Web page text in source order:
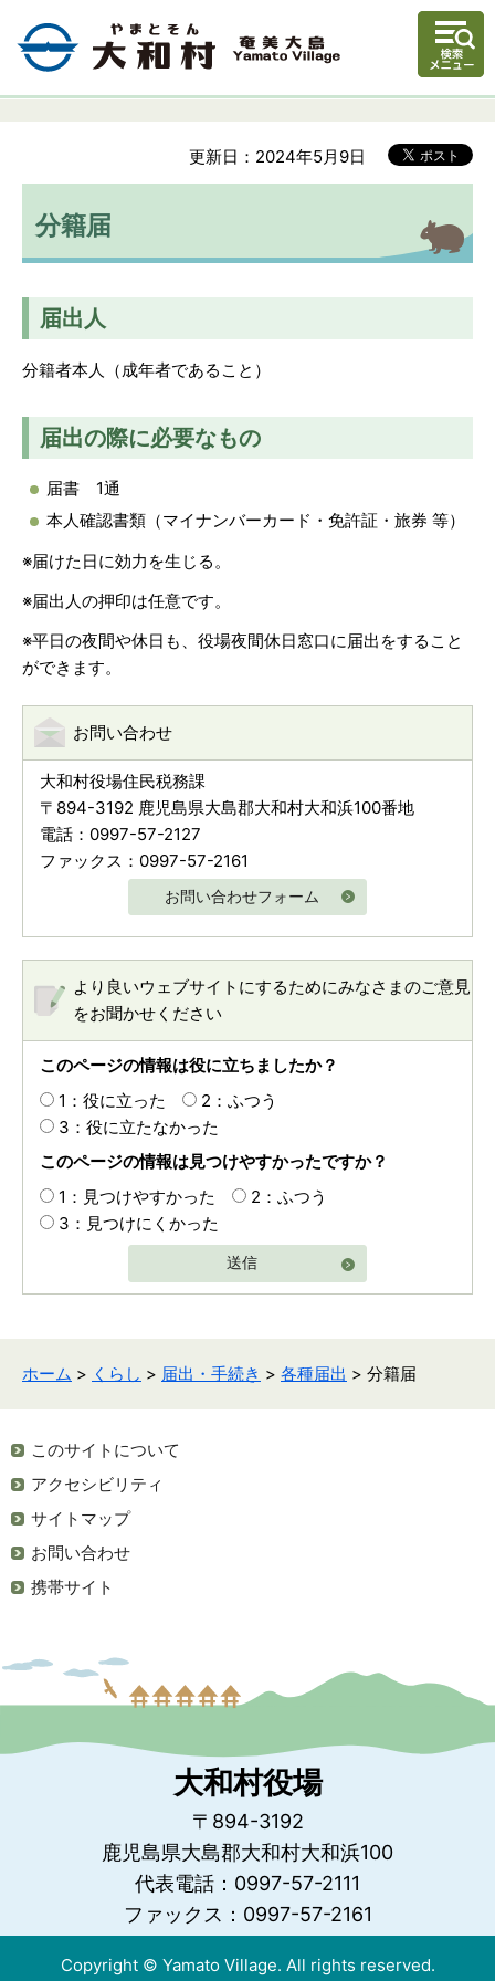
更新日：2024年5月9日
分籍届
届出人
分籍者本人（成年者であること）
届出の際に必要なもの
届書 1通
本人確認書類（マイナンバーカード・免許証・旅券 等）
※届けた日に効力を生じる。
※届出人の押印は任意です。
※平日の夜間や休日も、役場夜間休日窓口に届出をすること
ができます。
お問い合わせ
大和村役場住民税務課
〒894-3192 鹿児島県大島郡大和村大和浜100番地
電話：0997-57-2127
ファックス：0997-57-2161
お問い合わせフォーム
より良いウェブサイトにするためにみなさまのご意見
をお聞かせください
このページの情報は役に立ちましたか？
1：役に立った
2：ふつう
3：役に立たなかった
このページの情報は見つけやすかったですか？
1：見つけやすかった
2：ふつう
3：見つけにくかった
送信
ホーム > くらし > 届出・手続き > 各種届出 > 分籍届
このサイトについて
アクセシビリティ
サイトマップ
お問い合わせ
携帯サイト
大和村役場
〒894-3192
鹿児島県大島郡大和村大和浜100
代表電話：0997-57-2111
ファックス：0997-57-2161
Copyright © Yamato Village. All rights reserved.